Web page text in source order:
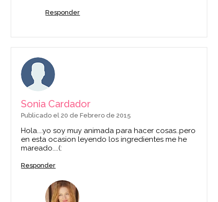
Responder
Sonia Cardador
Publicado el 20 de Febrero de 2015
Hola....yo soy muy animada para hacer cosas..pero
en esta ocasion leyendo los ingredientes me he
mareado....(:
Responder